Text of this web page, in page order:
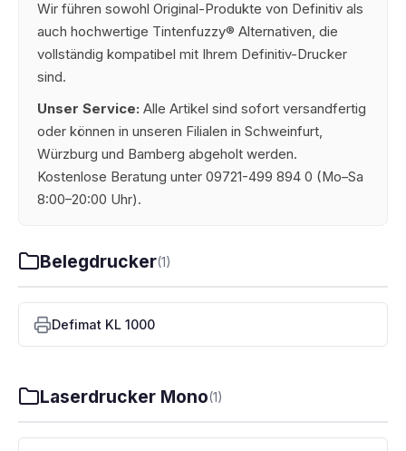
Wir führen sowohl Original-Produkte von Definitiv als
auch hochwertige Tintenfuzzy® Alternativen, die
vollständig kompatibel mit Ihrem Definitiv-Drucker
sind.
Unser Service: Alle Artikel sind sofort versandfertig
oder können in unseren Filialen in Schweinfurt,
Würzburg und Bamberg abgeholt werden.
Kostenlose Beratung unter 09721-499 894 0 (Mo–Sa
8:00–20:00 Uhr).
Belegdrucker(1)
Defimat KL 1000
Laserdrucker Mono(1)